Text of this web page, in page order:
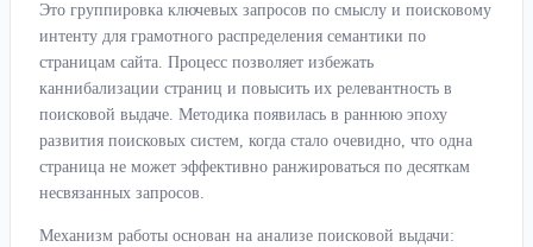
Это группировка ключевых запросов по смыслу и поисковому
интенту для грамотного распределения семантики по
страницам сайта. Процесс позволяет избежать
каннибализации страниц и повысить их релевантность в
поисковой выдаче. Методика появилась в раннюю эпоху
развития поисковых систем, когда стало очевидно, что одна
страница не может эффективно ранжироваться по десяткам
несвязанных запросов.
Механизм работы основан на анализе поисковой выдачи: